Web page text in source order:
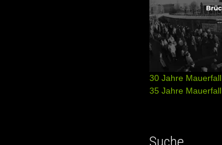
30 Jahre Mauerfall
35 Jahre Mauerfall